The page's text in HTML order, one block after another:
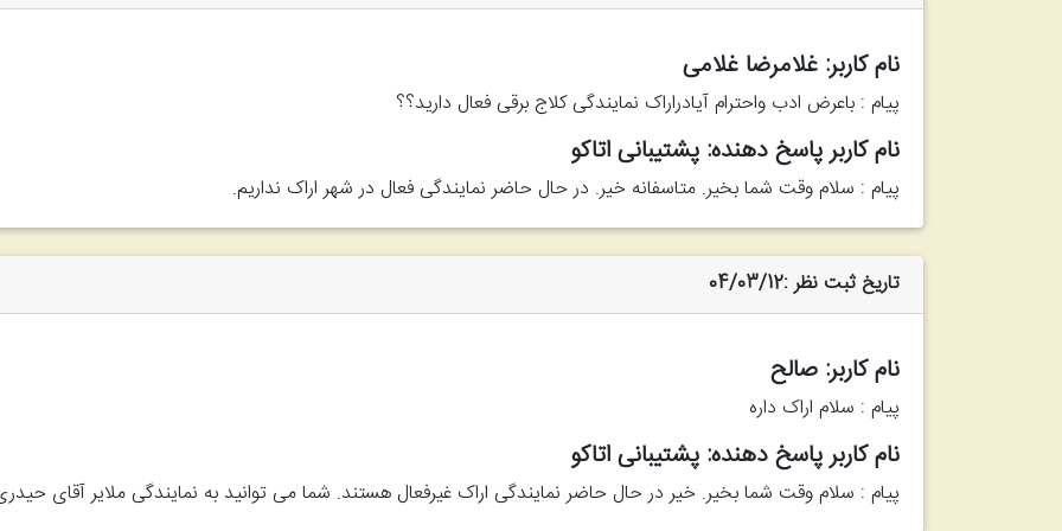
نام کاربر: غلامرضا غلامی
پیام : باعرض ادب واحترام آیادراراک نمایندگی کلاج برقی فعال دارید؟؟
نام کاربر پاسخ دهنده: پشتیبانی اتاکو
پیام : سلام وقت شما بخیر. متاسفانه خیر. در حال حاضر نمایندگی فعال در شهر اراک نداریم.
تاریخ ثبت نظر :04/03/12
نام کاربر: صالح
پیام : سلام اراک داره
نام کاربر پاسخ دهنده: پشتیبانی اتاکو
پیام : سلام وقت شما بخیر. خیر در حال حاضر نمایندگی اراک غیرفعال هستند. شما می توانید به نمایندگی ملایر آقای حیدری 09181511433 مراجعه